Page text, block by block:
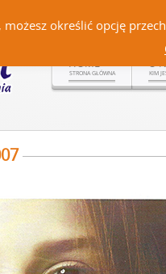
HOME
STRONA GŁÓWNA
O
KIM
określić opcję